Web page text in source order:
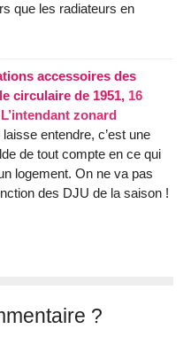
que les radiateurs en
accessoires des
circulaire de 1951, 16
L’intendant zonard
entendre, c’est une
de tout compte en ce qui
logement. On ne va pas
des DJU de la saison !
?